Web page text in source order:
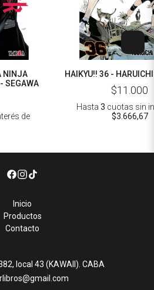
NINJA
SEGAWA
de
HAIKYU!! 36 -
$11.000
Hasta 3 cuotas sin
$3.666,67
Inicio
Productos
Contacto
local 43 (KAWAII). CABA